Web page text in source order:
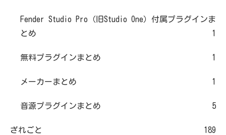
Fender Studio Pro（旧Studio One）付属プラグインま
とめ
1
無料プラグインまとめ 1
メーカーまとめ 1
音源プラグインまとめ 5
ざれごと 189